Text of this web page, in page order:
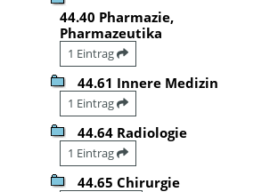
44.40 Pharmazie,
Pharmazeutika
1 Eintrag
44.61 Innere Medizin
1 Eintrag
44.64 Radiologie
1 Eintrag
44.65 Chirurgie